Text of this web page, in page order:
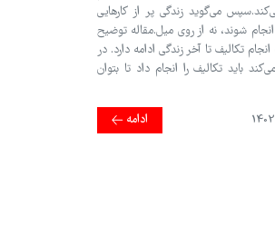
می‌گوید زندگی پر از کارهایی
شوند، نه از روی میل.مقاله توضیح
تکالیف تا آخر زندگی ادامه دارد. در
باید تکالیف را انجام داد تا بتوان
ادامه